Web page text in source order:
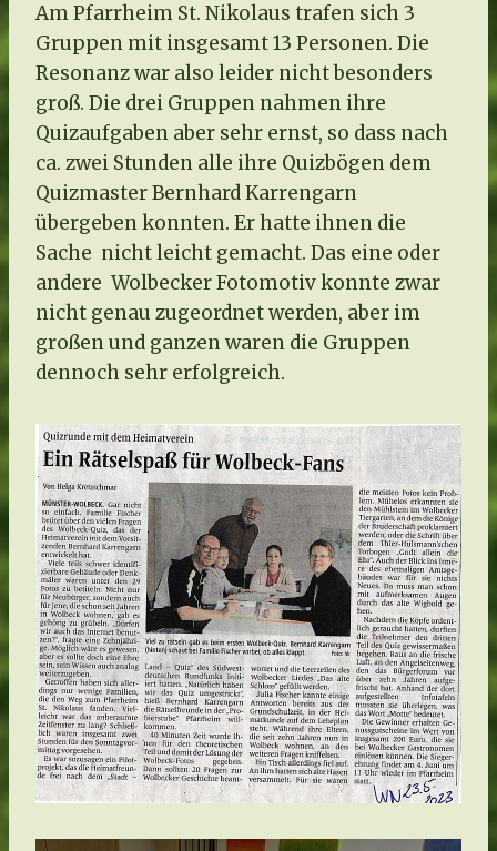
Am Pfarrheim St. Nikolaus trafen sich 3
Gruppen mit insgesamt 13 Personen. Die
Resonanz war also leider nicht besonders
groß. Die drei Gruppen nahmen ihre
Quizaufgaben aber sehr ernst, so dass nach
ca. zwei Stunden alle ihre Quizbögen dem
Quizmaster Bernhard Karrengarn
übergeben konnten. Er hatte ihnen die
Sache nicht leicht gemacht. Das eine oder
andere Wolbecker Fotomotiv konnte zwar
nicht genau zugeordnet werden, aber im
großen und ganzen waren die Gruppen
dennoch sehr erfolgreich.